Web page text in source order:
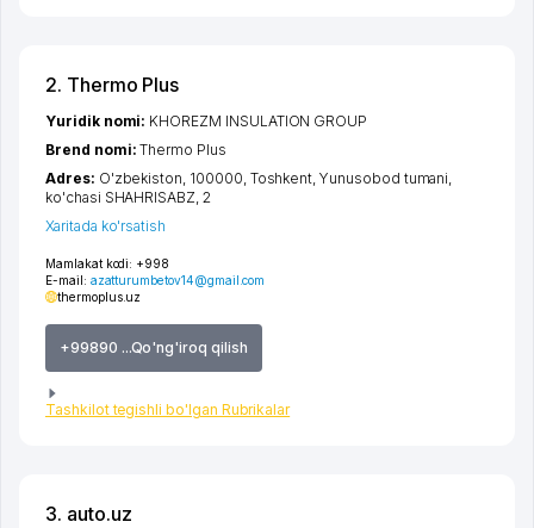
2. Thermo Plus
Mamlakat kodi: +998
E-mail: azatturumbetov14@gmail.com
thermoplus.uz
+99890 ...Qo'ng'iroq qilish
Tashkilot tegishli bo'lgan Rubrikalar
Yuridik nomi: KHOREZM INSULATION GROUP
Brend nomi:Thermo Plus
Adres: O'zbekiston, 100000, Toshkent,Yunusobod tumani,
ko'chasi SHAHRISABZ, 2
Xaritada ko'rsatish
3. auto.uz